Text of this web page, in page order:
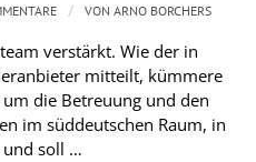
verstärkt. Wie der in
mitteilt, kümmere
die Betreuung und den
im süddeutschen Raum, in
und soll …
/ VONARNO BORCHERS